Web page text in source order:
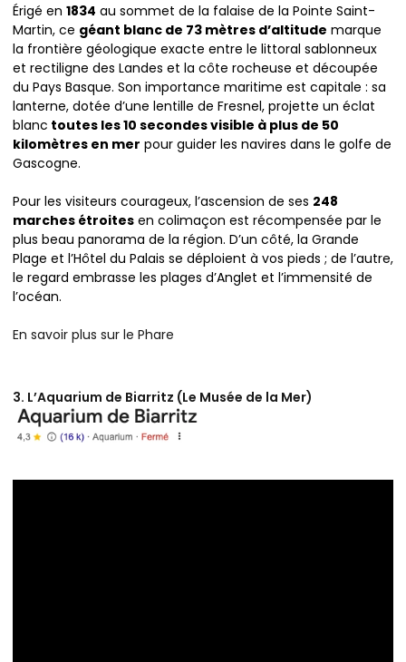
Érigé en 1834 au sommet de la falaise de la Pointe Saint-
Martin, ce géant blanc de 73 mètres d’altitude marque
la frontière géologique exacte entre le littoral sablonneux
et rectiligne des Landes et la côte rocheuse et découpée
du Pays Basque. Son importance maritime est capitale : sa
lanterne, dotée d’une lentille de Fresnel, projette un éclat
blanc toutes les 10 secondes visible à plus de 50
kilomètres en mer pour guider les navires dans le golfe de
Gascogne.
Pour les visiteurs courageux, l’ascension de ses 248
marches étroites en colimaçon est récompensée par le
plus beau panorama de la région. D’un côté, la Grande
Plage et l’Hôtel du Palais se déploient à vos pieds ; de l’autre,
le regard embrasse les plages d’Anglet et l’immensité de
l’océan.
En savoir plus sur le Phare
3. L’Aquarium de Biarritz (Le Musée de la Mer)